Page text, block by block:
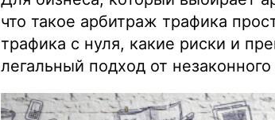
что такое арбитраж трафика
трафика с нуля, какие риски и
легальный подход от